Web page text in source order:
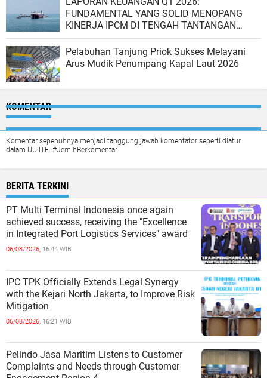
FUNDAMENTAL YANG SOLID MENOPANG
KINERJA IPCM DI TENGAH TANTANGAN
GLOBAL
Pelabuhan Tanjung Priok Sukses Melayani
Arus Mudik Penumpang Kapal Laut 2026
KOMENTAR
Komentar sepenuhnya menjadi tanggung jawab komentator seperti diatur
dalam UU ITE. #JernihBerkomentar
BERITA TERKINI
PT Multi Terminal Indonesia once again
achieved success, receiving the "Excellence
in Integrated Port Logistics Services" award
06/08/2026, 16:44 WIB
IPC TPK Officially Extends Legal Synergy
with the Kejari North Jakarta, to Improve Risk
Mitigation
06/08/2026, 16:21 WIB
Pelindo Jasa Maritim Listens to Customer
Complaints and Needs through Customer